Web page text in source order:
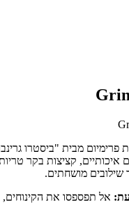
פרימיום מבית "ביסטרו
איכותיים, קציצות בקר
שילובים מושחתים.
אל תפספסו את הקינוחים,